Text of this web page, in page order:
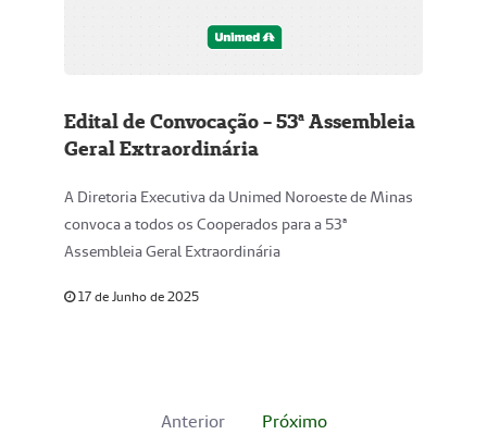
Edital de Convocação - 53ª Assembleia
Geral Extraordinária
A Diretoria Executiva da Unimed Noroeste de Minas
convoca a todos os Cooperados para a 53ª
Assembleia Geral Extraordinária
17 de Junho de 2025
Anterior Próximo